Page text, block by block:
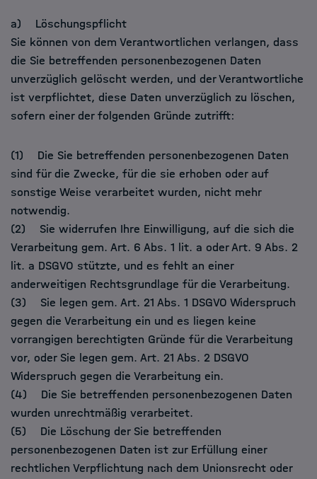
a) Löschungspflicht
Sie können von dem Verantwortlichen verlangen, dass
die Sie betreffenden personenbezogenen Daten
unverzüglich gelöscht werden, und der Verantwortliche
ist verpflichtet, diese Daten unverzüglich zu löschen,
sofern einer der folgenden Gründe zutrifft:
(1) Die Sie betreffenden personenbezogenen Daten
sind für die Zwecke, für die sie erhoben oder auf
sonstige Weise verarbeitet wurden, nicht mehr
notwendig.
(2) Sie widerrufen Ihre Einwilligung, auf die sich die
Verarbeitung gem. Art. 6 Abs. 1 lit. a oder Art. 9 Abs. 2
lit. a DSGVO stützte, und es fehlt an einer
anderweitigen Rechtsgrundlage für die Verarbeitung.
(3) Sie legen gem. Art. 21 Abs. 1 DSGVO Widerspruch
gegen die Verarbeitung ein und es liegen keine
vorrangigen berechtigten Gründe für die Verarbeitung
vor, oder Sie legen gem. Art. 21 Abs. 2 DSGVO
Widerspruch gegen die Verarbeitung ein.
(4) Die Sie betreffenden personenbezogenen Daten
wurden unrechtmäßig verarbeitet.
(5) Die Löschung der Sie betreffenden
personenbezogenen Daten ist zur Erfüllung einer
rechtlichen Verpflichtung nach dem Unionsrecht oder